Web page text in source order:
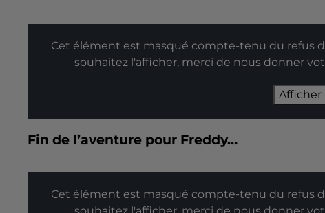
Cet élément est masqué compte-tenu du refus
souhaitez l'afficher, merci de nous donner
Fin de l’aventure pour Freddy…
Cet élément est masqué compte-tenu du refus
souhaitez l'afficher, merci de nous donner